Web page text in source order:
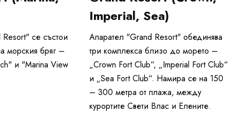
се състои
морския бряг –
и "Marina View
Imperial, Sea)
Апарател "Grand Resort" обединява
три комплекса близо до морето –
„Crown Fort Club“, „Imperial Fort Club“
и „Sea Fort Club“. Намира се на 150
– 300 метра от плажа, между
курортите Свети Влас и Елените.